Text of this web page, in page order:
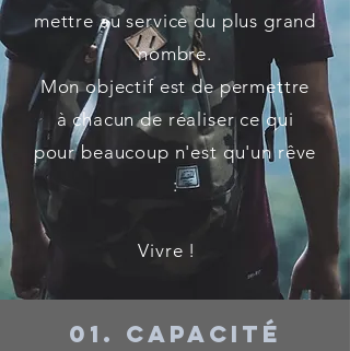
01. CAPACITÉ
mettre au service du plus grand
nombre.
Mon objectif est de permettre
à chacun de réaliser ce qui
pour beaucoup n'est qu'un rêve
:
Vivre !